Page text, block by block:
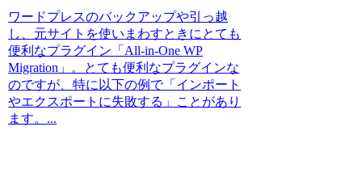
ワードプレスのバックアップや引っ越
し、元サイトを使いまわすときにとても
便利なプラグイン「All-in-One WP
Migration」。とても便利なプラグインな
のですが、特に以下の例で「インポート
やエクスポートに失敗する」ことがあり
ます。...